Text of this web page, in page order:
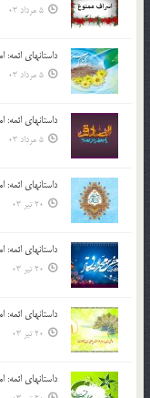
5 مرداد 03
داستانهای
5 مرداد 03
داستانهای
5 مرداد 03
داستانهای
20 تیر 03
داستانهای
20 تیر 03
داستانهای
20 تیر 03
داستانهای